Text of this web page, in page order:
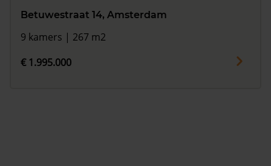
Betuwestraat 14, Amsterdam
9 kamers | 267 m2
€ 1.995.000